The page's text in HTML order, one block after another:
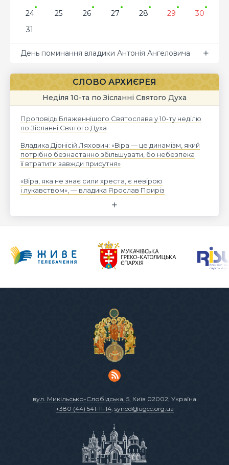
24
25 26 27 28 29
30
31
День поминання владики Антонія Ангеловича
СЛОВО АРХИЄРЕЯ
Неділя 10-та по Зісланні Святого Духа
Проповідь Блаженнішого Святослава у 10-ту неділю
по Зісланні Святого Духа
Владика Діонісій Ляхович: «Віра — це динамізм, який
потрібно безнастанно збільшувати, бо небезпека
її втратити завжди присутня»
«Віра, яка не знає сили хреста, є невірою
і лукавством», — владика Ярослав Приріз
вул. Микільсько-Слобідська, 5, Київ 02002, Україна
+380 (44) 541-11-14, synod@ugcc.org.ua